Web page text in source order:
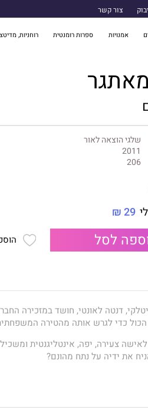
צור קשר
אמנויות ספרות רומנטית רוחניות,
שלגי הוצאה לאור
2011
206
29 ₪
לסל
דנטה לאונטי, חושד במזכירה
כדי לגרש אותה מהטירה
צעירה, יפה, אינטליגנטית
את ידיה על נתח מהונם?
אחרי אביה, וזו הסיבה שהביאה
את המוניטין האכזרי של דנטה על